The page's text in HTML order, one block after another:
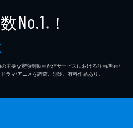
No.1 ※ ！
主要な定額制動画配信サービスにおける洋画/邦画/
ラマ/アニメを調査。別途、有料作品あり。